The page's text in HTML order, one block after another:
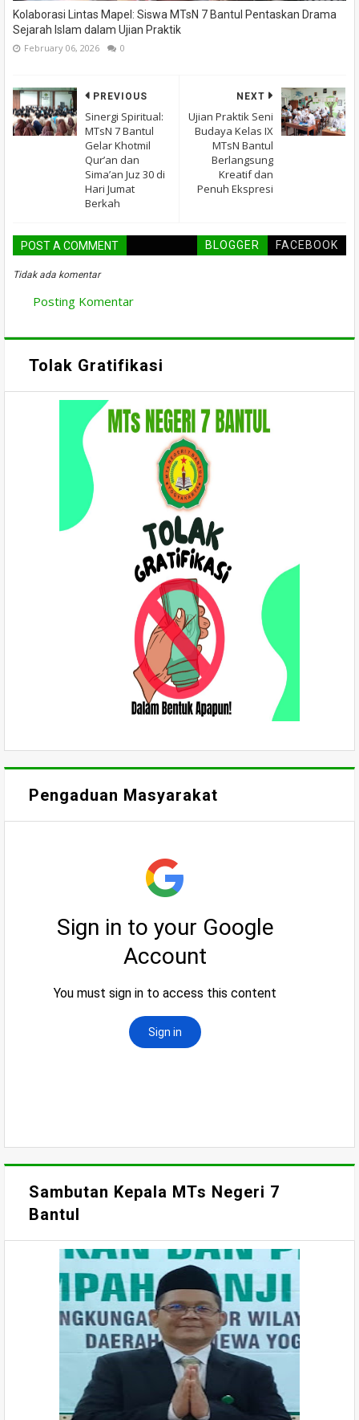
Kolaborasi Lintas Mapel: Siswa MTsN 7 Bantul Pentaskan Drama
Sejarah Islam dalam Ujian Praktik
February 06, 2026 0
NEXT
Ujian Praktik Seni
Budaya Kelas IX
MTsN Bantul
Berlangsung
Kreatif dan
Penuh Ekspresi
PREVIOUS
Sinergi Spiritual:
MTsN 7 Bantul
Gelar Khotmil
Qur’an dan
Sima’an Juz 30 di
Hari Jumat
Berkah
POST A COMMENT BLOGGER FACEBOOK
Tidak ada komentar
Posting Komentar
Tolak Gratifikasi
Pengaduan Masyarakat
Sambutan Kepala MTs Negeri 7
Bantul